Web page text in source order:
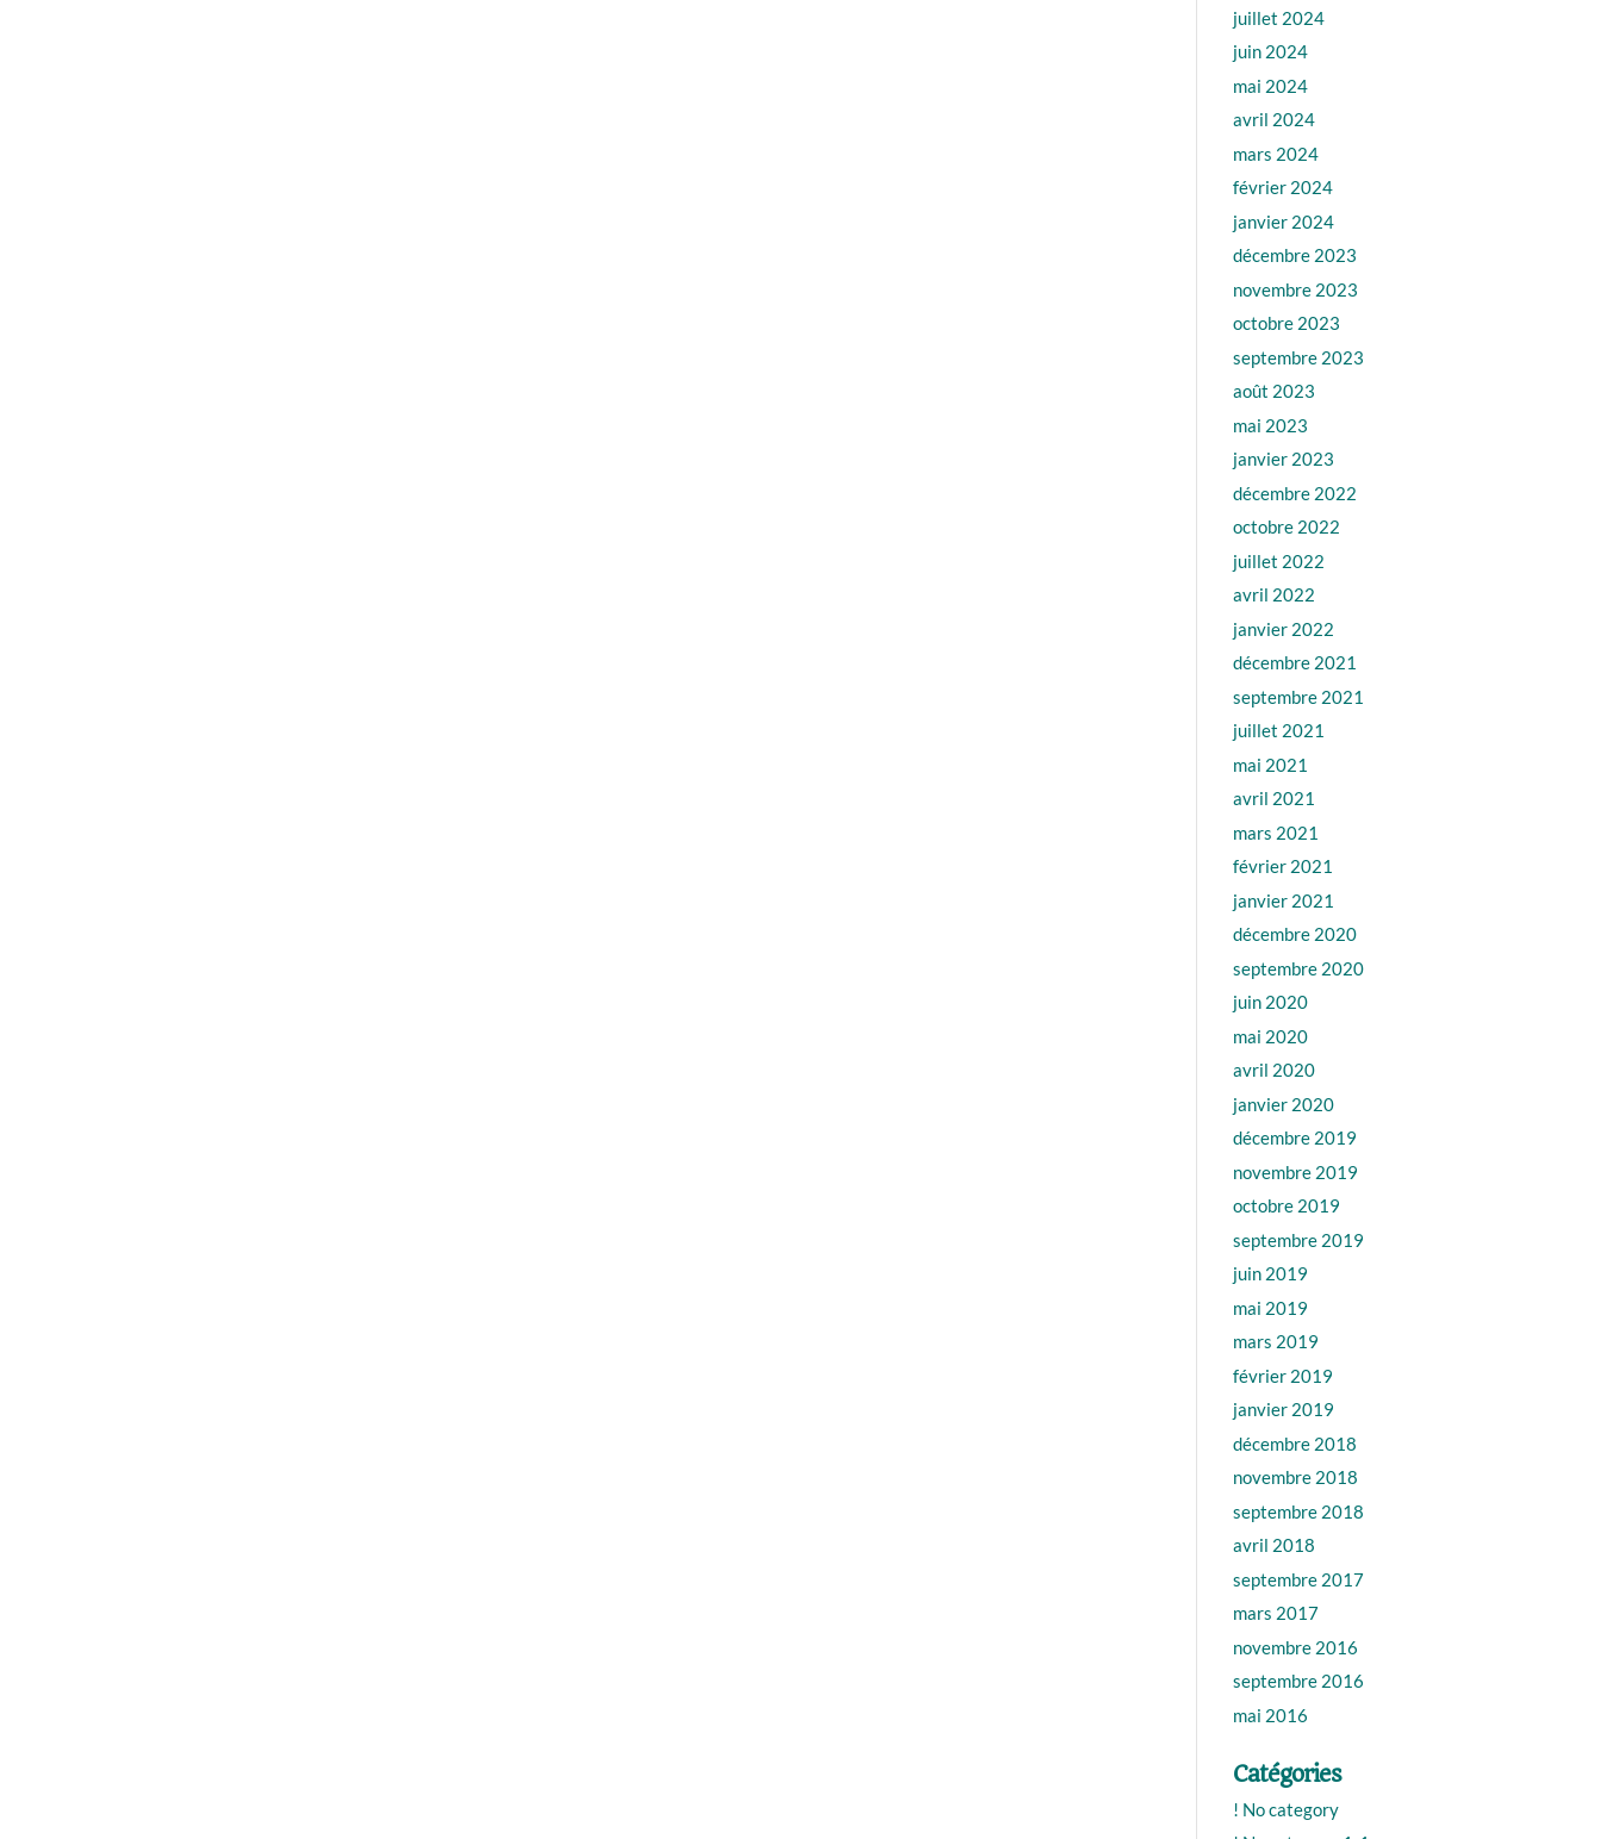
juillet 2024
juin 2024
mai 2024
avril 2024
mars 2024
février 2024
janvier 2024
décembre 2023
novembre 2023
octobre 2023
septembre 2023
août 2023
mai 2023
janvier 2023
décembre 2022
octobre 2022
juillet 2022
avril 2022
janvier 2022
décembre 2021
septembre 2021
juillet 2021
mai 2021
avril 2021
mars 2021
février 2021
janvier 2021
décembre 2020
septembre 2020
juin 2020
mai 2020
avril 2020
janvier 2020
décembre 2019
novembre 2019
octobre 2019
septembre 2019
juin 2019
mai 2019
mars 2019
février 2019
janvier 2019
décembre 2018
novembre 2018
septembre 2018
avril 2018
septembre 2017
mars 2017
novembre 2016
septembre 2016
mai 2016
Catégories
! No category